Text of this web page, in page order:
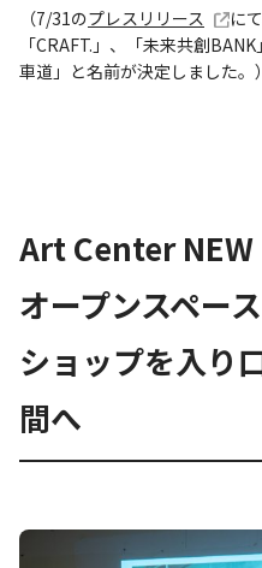
（7/31のプレスリリース
に
「CRAFT.」、「未来共創
車道」と名前が決定しました。）
Art Center NEW
オープンスペー
ショップを入り
間へ